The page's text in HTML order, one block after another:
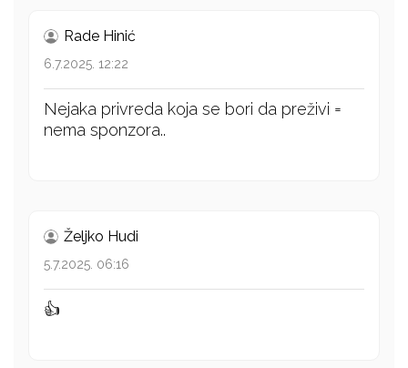
Rade Hinić
6.7.2025. 12:22
Nejaka privreda koja se bori da preživi =
nema sponzora..
Željko Hudi
5.7.2025. 06:16
👍